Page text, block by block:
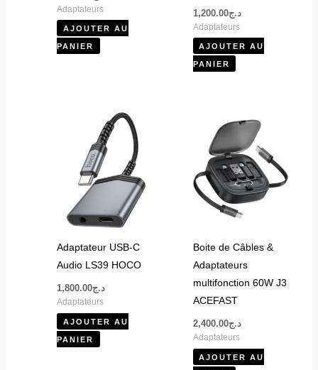
Adaptateurs
AJOUTER AU
PANIER
د.ج1,200.00
Adaptateurs
AJOUTER AU
PANIER
Adaptateur USB-C
Audio LS39 HOCO
د.ج1,800.00
Adaptateurs
AJOUTER AU
PANIER
Boite de Câbles &
Adaptateurs
multifonction 60W J3
ACEFAST
د.ج2,400.00
Adaptateurs
AJOUTER AU